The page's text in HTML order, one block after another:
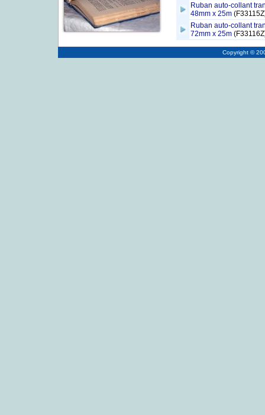
Ruban auto-collant
48mm x 25m
Ruban auto-collant
72mm x 25m
Copyright ©